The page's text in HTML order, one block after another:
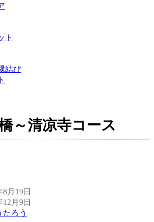
ト
結び
～清凉寺コース
8月19日
12月9日
たろう